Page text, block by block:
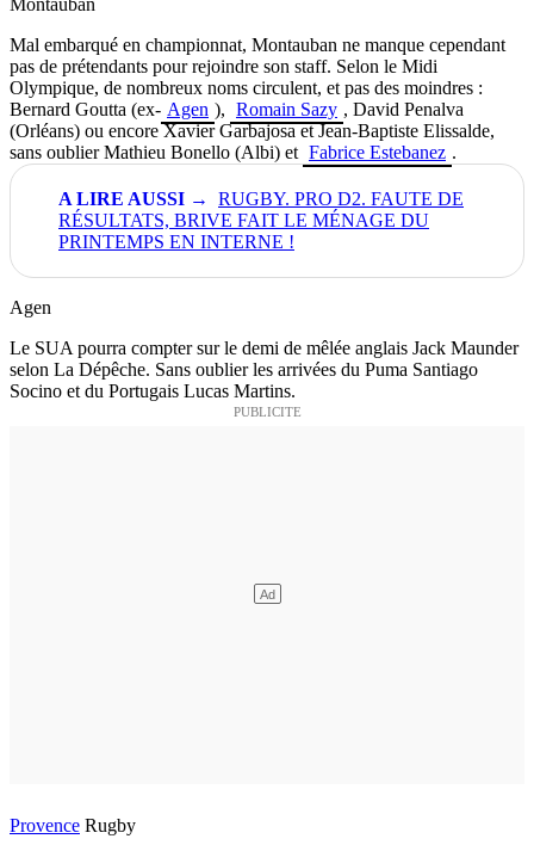
Montauban
Mal embarqué en championnat, Montauban ne manque cependant
pas de prétendants pour rejoindre son staff. Selon le Midi
Olympique, de nombreux noms circulent, et pas des moindres :
Bernard Goutta (ex- Agen ), Romain Sazy , David Penalva
(Orléans) ou encore Xavier Garbajosa et Jean-Baptiste Elissalde,
sans oublier Mathieu Bonello (Albi) et Fabrice Estebanez .
RUGBY. PRO D2. FAUTE DE
RÉSULTATS, BRIVE FAIT LE MÉNAGE DU
PRINTEMPS EN INTERNE !
Agen
Le SUA pourra compter sur le demi de mêlée anglais Jack Maunder
selon La Dépêche. Sans oublier les arrivées du Puma Santiago
Socino et du Portugais Lucas Martins.
Provence Rugby